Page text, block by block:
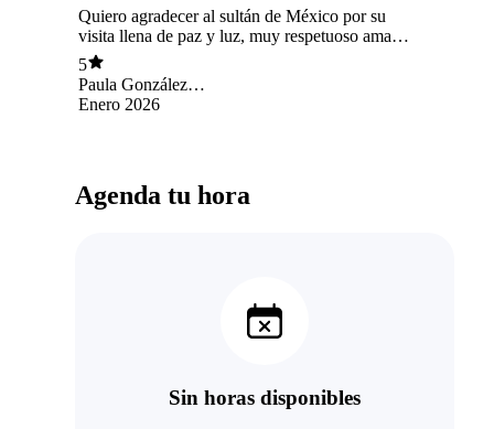
Quiero agradecer al sultán de México por su
visita llena de paz y luz, muy respetuoso amable
y acertivo en su lectura, estoy muy contenta y
más tranquila
5
Paula González
Saavedra
Enero 2026
Agenda tu hora
Sin horas disponibles